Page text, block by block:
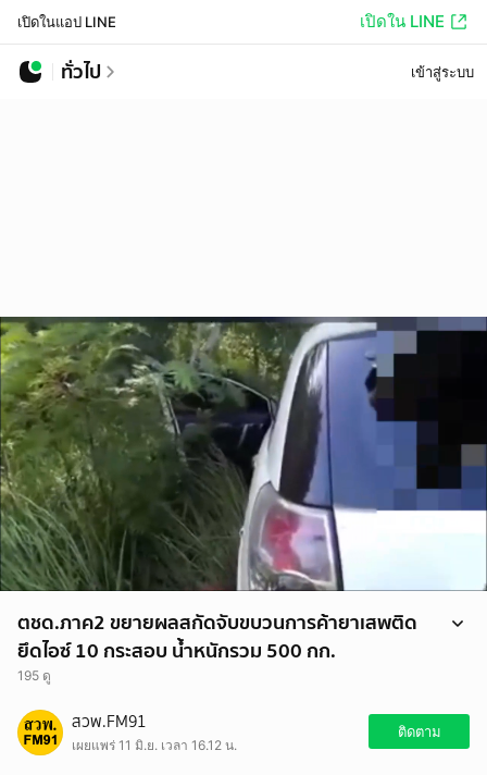
เปิดในแอป LINE เปิดใน LINE
ทั่วไป เข้าสู่ระบบ
ตชด.ภาค2 ขยายผลสกัดจับขบวนการค้ายาเสพติด
ยึดไอซ์ 10 กระสอบ น้ำหนักรวม 500 กก.
195 ดู
(10 มิ.ย. 69) พล.ต.ต.วุฒิพงษ์ เย็นจิตต์ ผบก.ตชด.ภาค 2 ร่วมแถลงข่าว ผล
การจับกุมผู้ต้องหาชาย 1 ราย ขบวนการค้ายาเสพติดรายสำคัญ หลังเจ้า
หน้าที่สนธิกำลังไล่ล่าสกัดรถขนยาไอซ์ ก่อนเสียหลัก บริเวณริมถนนสาย
สวพ.FM91
เผยแพร่ 11 มิ.ย. เวลา 16.12 น.
ติดตาม